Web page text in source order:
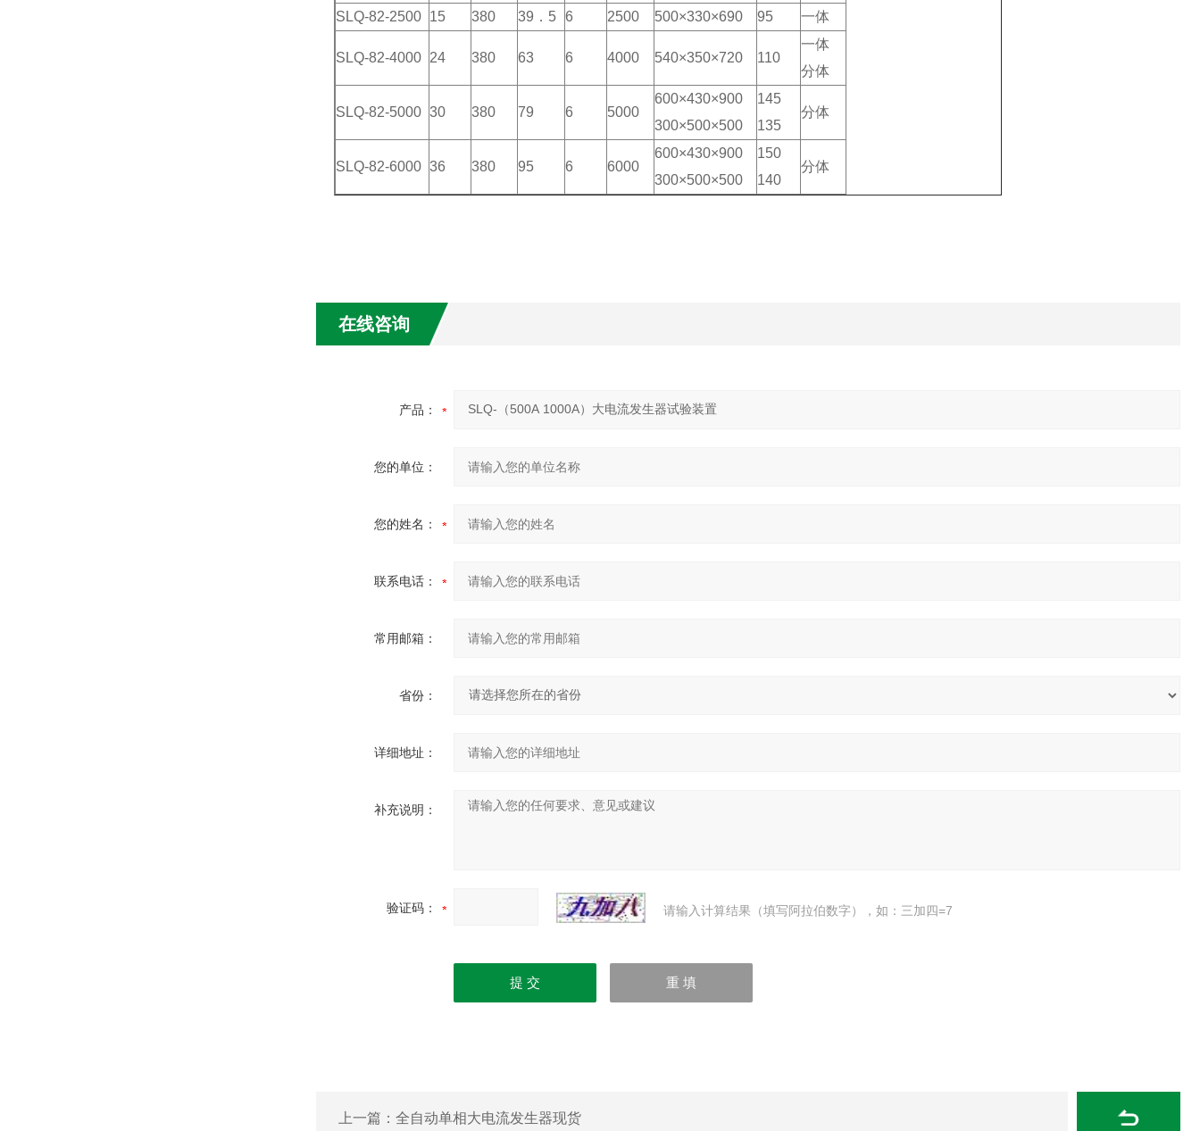
SLQ-82-2500
15 380 39．5 6 2500 500×330×690 95 一体
SLQ-82-4000 24 380 63 6 4000 540×350×720 110
一体
分体
SLQ-82-5000 30 380 79 6 5000
600×430×900
300×500×500
145
135
分体
SLQ-82-6000 36 380 95 6 6000
600×430×900
300×500×500
150
140
分体
在线咨询
产品：
您的单位：
您的姓名：
联系电话：
常用邮箱：
省份：
详细地址：
补充说明：
验证码： 请输入计算结果（填写阿拉伯数字），如：三加四=7
上一篇： 全自动单相大电流发生器现货